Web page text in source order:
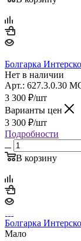
Болгарка
Нет в наличии
Арт.: 627.3.0.30
3 300 ₽/шт
Варианты цен
3 300 ₽/шт
Подробности
В корзину
Болгарка
Мало